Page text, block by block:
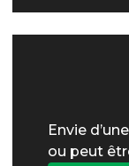
Envie
ou peut